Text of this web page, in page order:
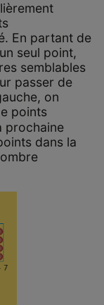
En partant de
seul point,
semblables
passer de
on
points
prochaine
dans la